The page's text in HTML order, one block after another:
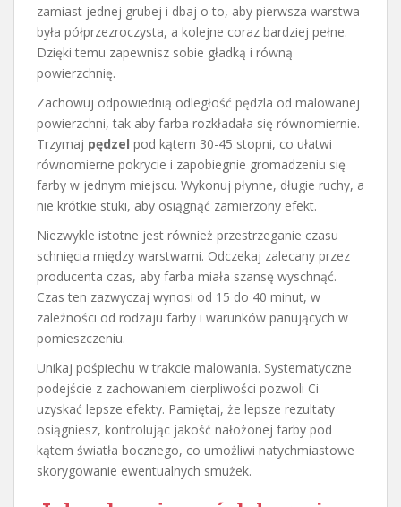
zamiast jednej grubej i dbaj o to, aby pierwsza warstwa
była półprzezroczysta, a kolejne coraz bardziej pełne.
Dzięki temu zapewnisz sobie gładką i równą
powierzchnię.
Zachowuj odpowiednią odległość pędzla od malowanej
powierzchni, tak aby farba rozkładała się równomiernie.
Trzymaj pędzel pod kątem 30-45 stopni, co ułatwi
równomierne pokrycie i zapobiegnie gromadzeniu się
farby w jednym miejscu. Wykonuj płynne, długie ruchy, a
nie krótkie stuki, aby osiągnąć zamierzony efekt.
Niezwykle istotne jest również przestrzeganie czasu
schnięcia między warstwami. Odczekaj zalecany przez
producenta czas, aby farba miała szansę wyschnąć.
Czas ten zazwyczaj wynosi od 15 do 40 minut, w
zależności od rodzaju farby i warunków panujących w
pomieszczeniu.
Unikaj pośpiechu w trakcie malowania. Systematyczne
podejście z zachowaniem cierpliwości pozwoli Ci
uzyskać lepsze efekty. Pamiętaj, że lepsze rezultaty
osiągniesz, kontrolując jakość nałożonej farby pod
kątem światła bocznego, co umożliwi natychmiastowe
skorygowanie ewentualnych smużek.